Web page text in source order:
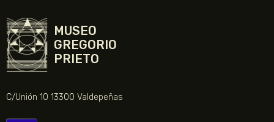
MUSEO
GREGORIO
PRIETO
C/Unión 10 13300 Valdepeñas